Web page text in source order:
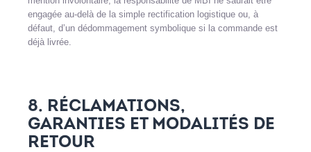
engagée au-delà de la simple rectification logistique ou, à
défaut, d’un dédommagement symbolique si la commande est
déjà livrée.
8. RÉCLAMATIONS,
GARANTIES ET MODALITÉS DE
RETOUR